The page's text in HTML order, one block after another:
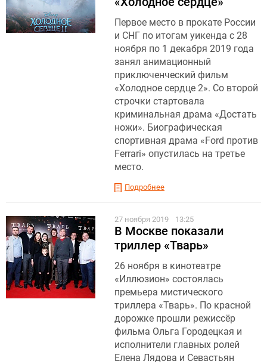
Первое место в прокате России
и СНГ по итогам уикенда с 28
ноября по 1 декабря 2019 года
занял анимационный
приключенческий фильм
«Холодное сердце 2». Со второй
строчки стартовала
криминальная драма «Достать
ножи». Биографическая
спортивная драма «Ford против
Ferrari» опустилась на третье
место.
Подробнее
27 ноября 2019 13:25
В Москве показали
триллер «Тварь»
26 ноября в кинотеатре
«Иллюзион» состоялась
премьера мистического
триллера «Тварь». По красной
дорожке прошли режиссёр
фильма Ольга Городецкая и
исполнители главных ролей
Елена Лядова и Севастьян